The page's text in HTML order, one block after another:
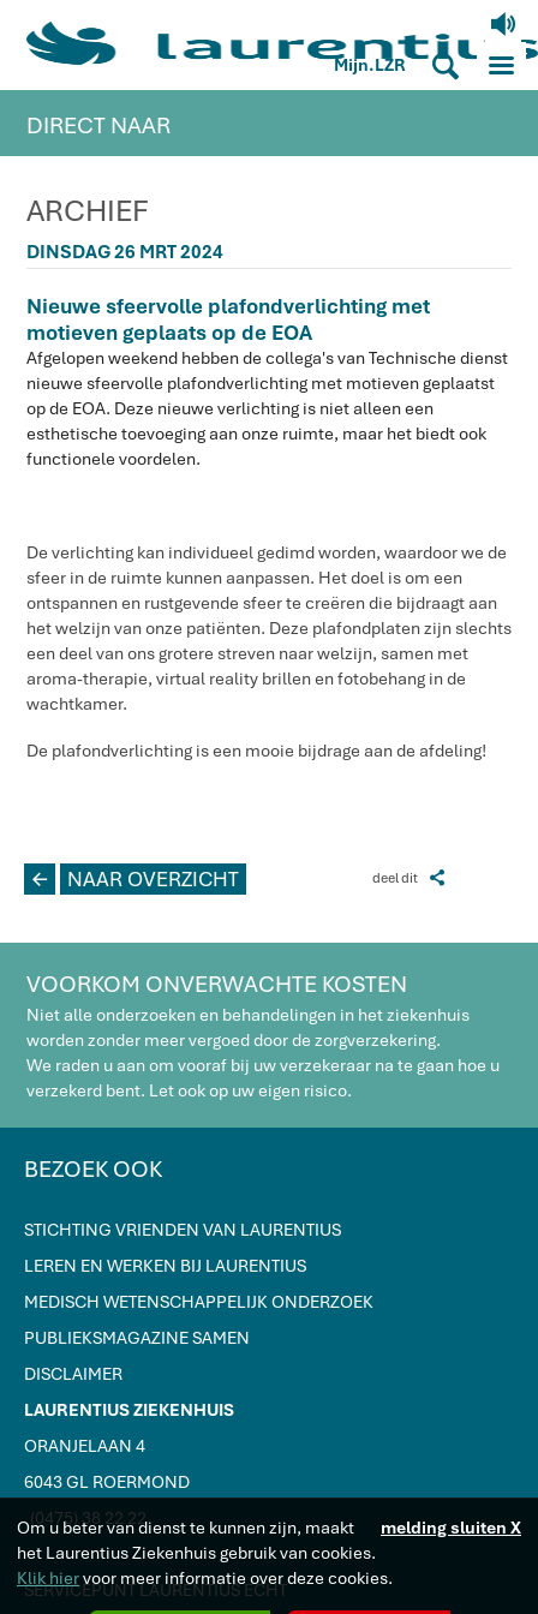
V
Mijn.LZR S M
DIRECT NAAR
ARCHIEF
DINSDAG 26 MRT 2024
Nieuwe sfeervolle plafondverlichting met
motieven geplaats op de EOA
Afgelopen weekend hebben de collega's van Technische dienst
nieuwe sfeervolle plafondverlichting met motieven geplaatst
op de EOA. Deze nieuwe verlichting is niet alleen een
esthetische toevoeging aan onze ruimte, maar het biedt ook
functionele voordelen.
De verlichting kan individueel gedimd worden, waardoor we de
sfeer in de ruimte kunnen aanpassen. Het doel is om een
ontspannen en rustgevende sfeer te creëren die bijdraagt aan
het welzijn van onze patiënten. Deze plafondplaten zijn slechts
een deel van ons grotere streven naar welzijn, samen met
aroma-therapie, virtual reality brillen en fotobehang in de
wachtkamer.
De plafondverlichting is een mooie bijdrage aan de afdeling!
deel dit Z
L NAAR OVERZICHT
VOORKOM ONVERWACHTE KOSTEN
Niet alle onderzoeken en behandelingen in het ziekenhuis
worden zonder meer vergoed door de zorgverzekering.
We raden u aan om vooraf bij uw verzekeraar na te gaan hoe u
verzekerd bent. Let ook op uw eigen risico.
BEZOEK OOK
STICHTING VRIENDEN VAN LAURENTIUS
LEREN EN WERKEN BIJ LAURENTIUS
MEDISCH WETENSCHAPPELIJK ONDERZOEK
PUBLIEKSMAGAZINE SAMEN
DISCLAIMER
LAURENTIUS ZIEKENHUIS
ORANJELAAN 4
6043 GL ROERMOND
J(0475) 38 22 22
SERVICEPUNT LAURENTIUS ECHT
melding sluiten X
Om u beter van dienst te kunnen zijn, maakt
het Laurentius Ziekenhuis gebruik van cookies.
Klik hiervoor meer informatie over deze cookies.